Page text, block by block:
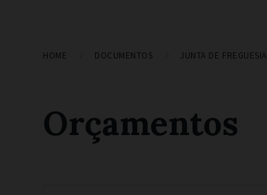
HOME DOCUMENTOS JUNTA DE FREGUESIA
Orçamentos